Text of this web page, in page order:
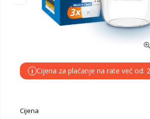
i Cijena za plaćanje na rate već od:
Cijena